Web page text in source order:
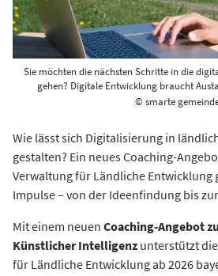
Sie möchten die nächsten Schritte in die
gehen? Digitale Entwicklung braucht
© smarte
Wie lässt sich Digitalisierung in
gestalten? Ein neues Coaching-
Verwaltung für Ländliche Entwicklung
Impulse – von der Ideenfindung bis
Mit einem neuen Coaching-Angebot
Künstlicher Intelligenz unterstützt
für Ländliche Entwicklung ab 2026